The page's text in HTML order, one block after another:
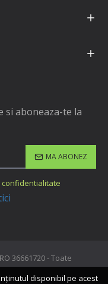
si aboneaza-te la
MA ABONEZ
confidentialitate
36661720 - Toate
disponibil pe acest